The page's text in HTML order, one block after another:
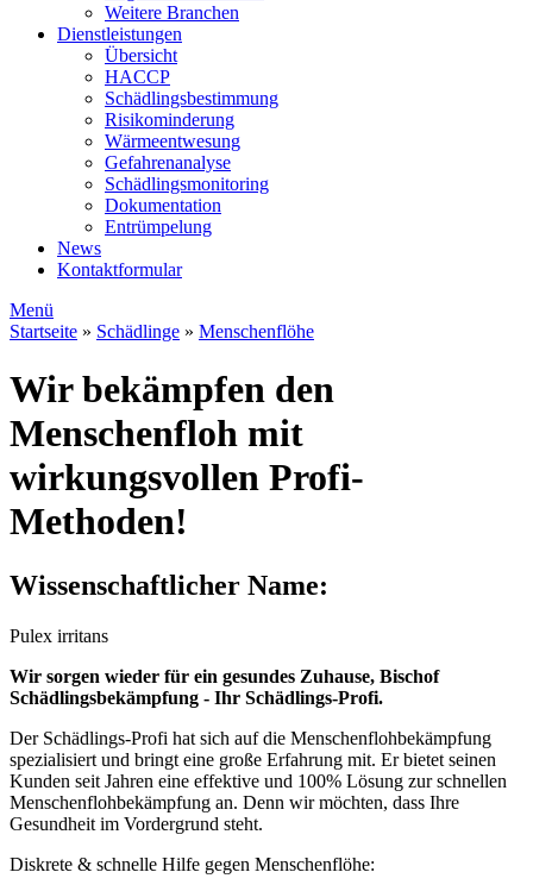
Weitere Branchen
Dienstleistungen
Übersicht
HACCP
Schädlingsbestimmung
Risikominderung
Wärmeentwesung
Gefahrenanalyse
Schädlingsmonitoring
Dokumentation
Entrümpelung
News
Kontaktformular
Menü
Startseite » Schädlinge » Menschenflöhe
Wir bekämpfen den
Menschenfloh mit
wirkungsvollen Profi-
Methoden!
Wissenschaftlicher Name:
Pulex irritans
Wir sorgen wieder für ein gesundes Zuhause, Bischof
Schädlingsbekämpfung - Ihr Schädlings-Profi.
Der Schädlings-Profi hat sich auf die Menschenflohbekämpfung
spezialisiert und bringt eine große Erfahrung mit. Er bietet seinen
Kunden seit Jahren eine effektive und 100% Lösung zur schnellen
Menschenflohbekämpfung an. Denn wir möchten, dass Ihre
Gesundheit im Vordergrund steht.
Diskrete & schnelle Hilfe gegen Menschenflöhe: